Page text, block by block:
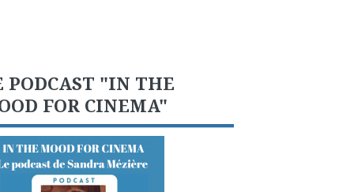
PODCAST "IN THE
FOR CINEMA"